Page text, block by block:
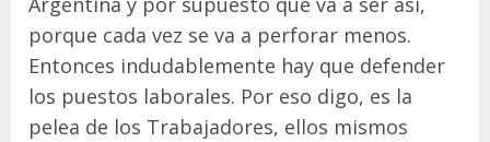
porque cada vez se va a perforar menos.
Entonces indudablemente hay que defender
los puestos laborales. Por eso digo, es la
pelea de los Trabajadores, ellos mismos